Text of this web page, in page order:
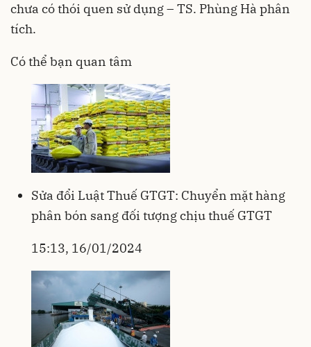
chưa có thói quen sử dụng – TS. Phùng Hà phân
tích.
Có thể bạn quan tâm
Sửa đổi Luật Thuế GTGT: Chuyển mặt hàng
phân bón sang đối tượng chịu thuế GTGT
15:13, 16/01/2024